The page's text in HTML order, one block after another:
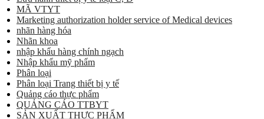
MÃ VTYT
Marketing authorization holder service of Medical devices
nhãn hàng hóa
Nhãn khoa
nhập khẩu hàng chính ngạch
Nhập khẩu mỹ phẩm
Phân loại
Phân loại Trang thiết bị y tế
Quảng cáo thực phẩm
QUẢNG CÁO TTBYT
SẢN XUẤT THỰC PHẨM